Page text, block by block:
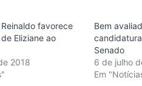
favorece
Eliziane ao
2018
Bem
Senado
6 de julho
Em